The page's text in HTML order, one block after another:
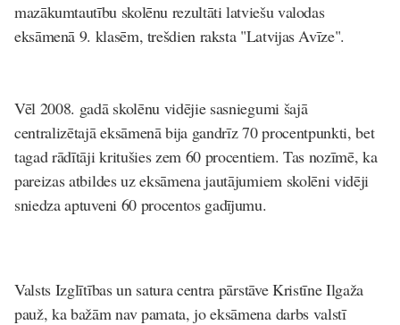
mazākumtautību skolēnu rezultāti latviešu valodas
eksāmenā 9. klasēm, trešdien raksta "Latvijas Avīze".
Vēl 2008. gadā skolēnu vidējie sasniegumi šajā
centralizētajā eksāmenā bija gandrīz 70 procentpunkti, bet
tagad rādītāji kritušies zem 60 procentiem. Tas nozīmē, ka
pareizas atbildes uz eksāmena jautājumiem skolēni vidēji
sniedza aptuveni 60 procentos gadījumu.
Valsts Izglītības un satura centra pārstāve Kristīne Ilgaža
pauž, ka bažām nav pamata, jo eksāmena darbs valstī